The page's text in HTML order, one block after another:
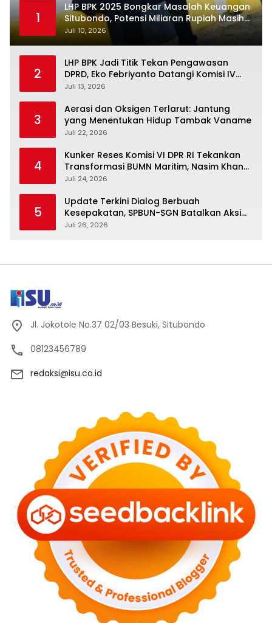
1
LHP BPK 2025 Bongkar Masalah Keuangan
Situbondo, Potensi Miliaran Rupiah Masih
Belum Terkelola
Juli 10, 2026
2
LHP BPK Jadi Titik Tekan Pengawasan
DPRD, Eko Febriyanto Datangi Komisi IV
dan Ajak Dewan Kembali Berpijak pada
Juli 13, 2026
3
Aerasi dan Oksigen Terlarut: Jantung
yang Menentukan Hidup Tambak Vaname
Juli 22, 2026
4
Kunker Reses Komisi VI DPR RI Tekankan
Transformasi BUMN Maritim, Nasim Khan
Kawal Penguatan Sektor Laut
Juli 24, 2026
5
Update Terkini Dialog Berbuah
Kesepakatan, SPBUN-SGN Batalkan Aksi
Nasional Setelah Holding Penuhi Sejumlah
Juli 26, 2026
Jl. Jokotole No.37 02/03 Besuki, Situbondo
08123456789
redaksi@isu.co.id